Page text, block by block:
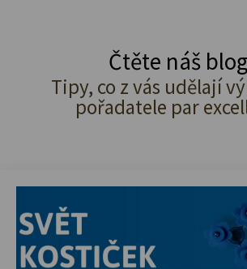
Čtěte náš
Tipy, co z vás udělají
pořadatele par